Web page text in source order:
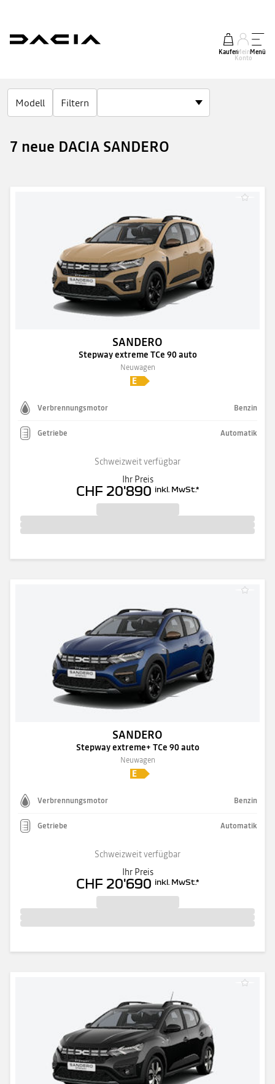
KaufenMein
Konto
Menü
Modell Filtern
7 neue DACIA SANDERO
SANDERO
Stepway extreme TCe 90 auto
Neuwagen
Verbrennungsmotor Benzin
Getriebe Automatik
Schweizweit verfügbar
Ihr Preis
CHF 20'890 inkl. MwSt.*
SANDERO
Stepway extreme+ TCe 90 auto
Neuwagen
Verbrennungsmotor Benzin
Getriebe Automatik
Schweizweit verfügbar
Ihr Preis
CHF 20'690 inkl. MwSt.*